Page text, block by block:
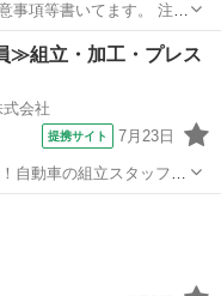
等書いてます。 注意
て 返品・交換や修理等の
、ご購入から３日以内に
≫組立・加工・プレス
会社
提携サイト 7月23日
自動車の組立スタッフ
部品・ハンドル・足回